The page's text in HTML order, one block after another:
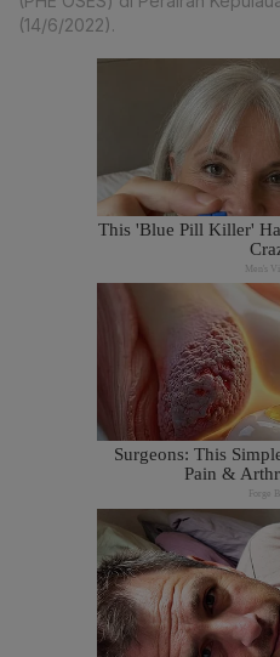
(14/6/2022).